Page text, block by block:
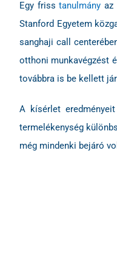
Egy frisstanulmány az
Stanford Egyetem
sanghaji call
otthoni munkavégzést
továbbra is be kellett
A kísérlet
termelékenység
még mindenki bejáró